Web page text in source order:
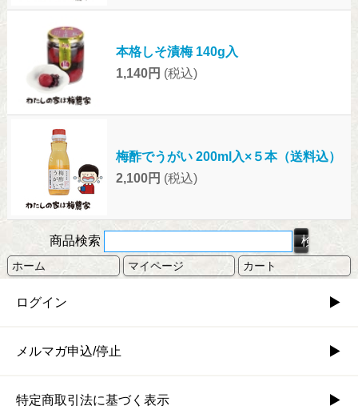
本格しそ漬梅 140g入
1,140円 (税込)
梅酢でうがい 200ml入×５本（送料込）
2,100円 (税込)
商品検索
ホーム マイページ カート
ログイン
メルマガ申込/停止
特定商取引法に基づく表示